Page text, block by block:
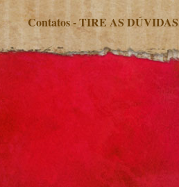
Contatos - TIRE AS DÚVIDAS